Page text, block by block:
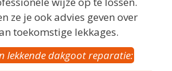
ze je ook advies geven over
toekomstige lekkages.
lekkende dakgoot reparatie: